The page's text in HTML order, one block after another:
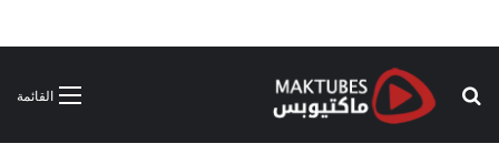
القائمة
بحث